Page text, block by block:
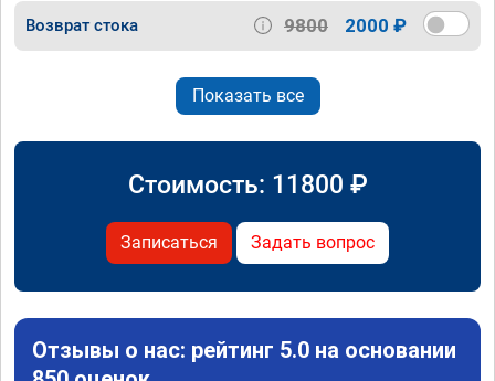
Возврат стока 9800 2000 ₽
Показать все
Стоимость: 11800 ₽
Записаться Задать вопрос
Отзывы о нас: рейтинг 5.0 на основании